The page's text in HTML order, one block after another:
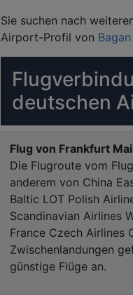
Sie suchen nach
Airport-Profil von
deutschen
Flug von Frankfurt
Die Flugroute vom
anderem von China
Baltic LOT Polish
Scandinavian Airlines
France Czech Airlines
Zwischenlandungen
günstige Flüge an.